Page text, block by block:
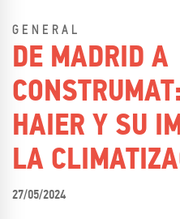
GENERAL
DE MADRID A
HAIER Y SU
LA
27/05/2024